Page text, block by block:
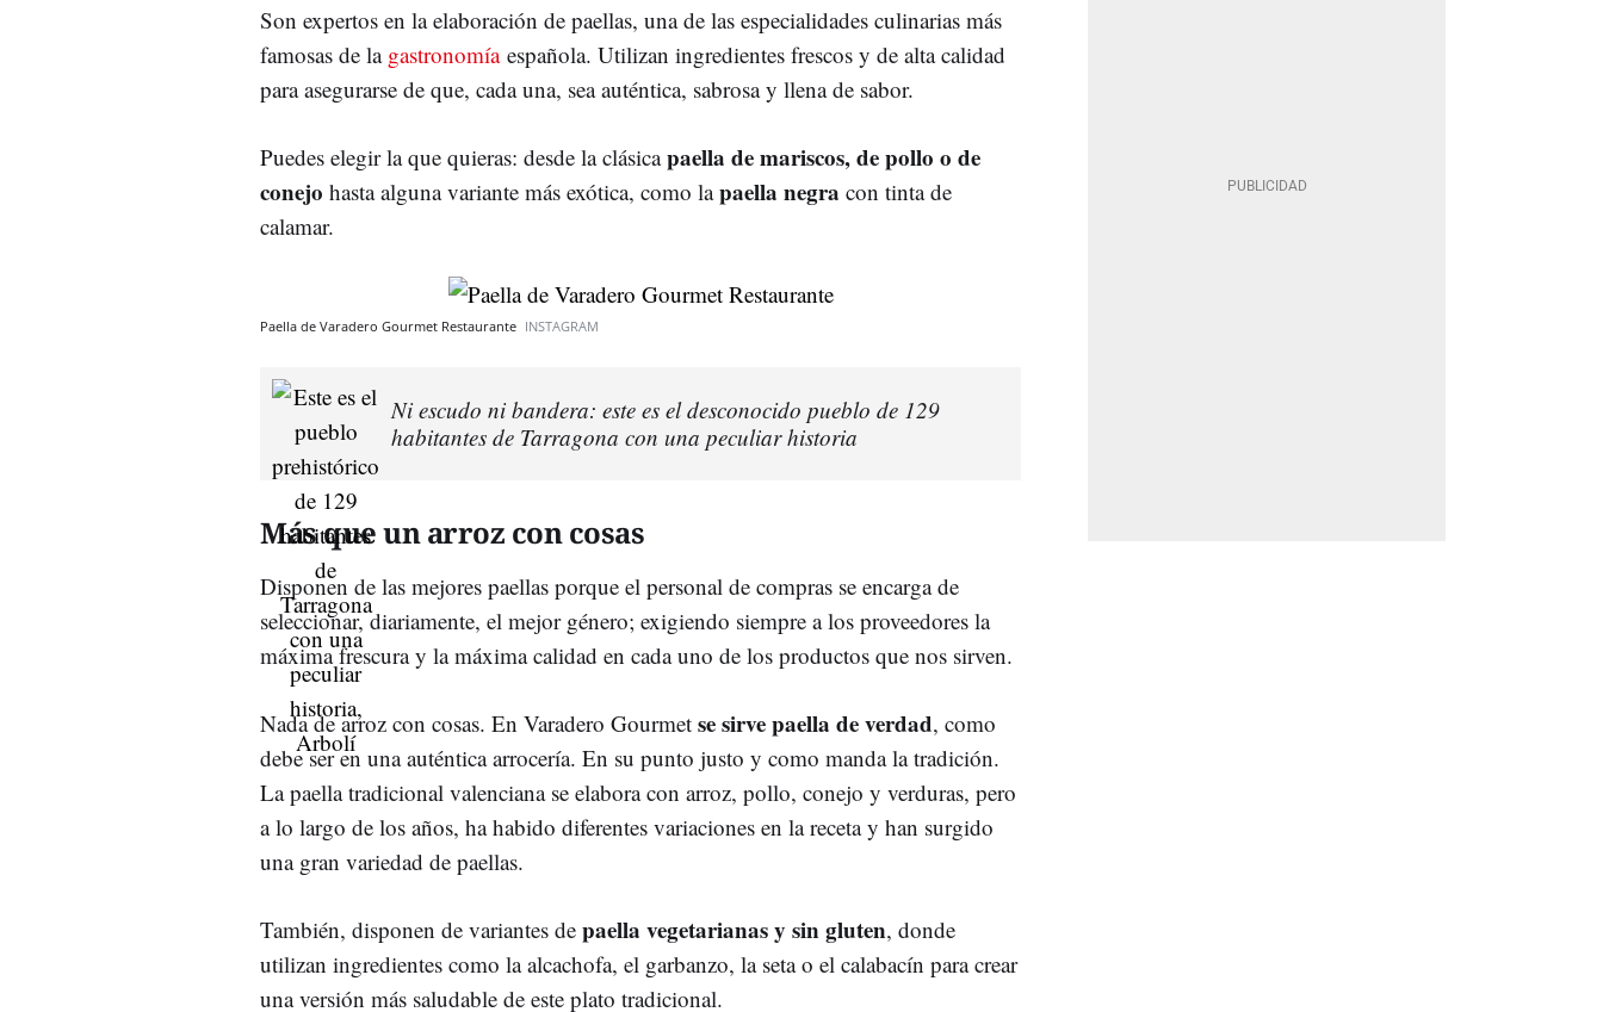
Son expertos en la elaboración de paellas, una de las especialidades culinarias más
famosas de la gastronomíaespañola. Utilizan ingredientes frescos y de alta calidad
para asegurarse de que, cada una, sea auténtica, sabrosa y llena de sabor.
Puedes elegir la que quieras: desde la clásicapaella de mariscos, de pollo o de
conejo hasta alguna variante más exótica, como lapaella negra con tinta de
calamar.
Paella de Varadero Gourmet Restaurante INSTAGRAM
Ni escudo ni bandera: este es el desconocido pueblo de 129
habitantes de Tarragona con una peculiar historia
Más que un arroz con cosas
Disponen de las mejores paellas porque el personal de compras se encarga de
seleccionar, diariamente, el mejor género; exigiendo siempre a los proveedores la
máxima frescura y la máxima calidad en cada uno de los productos que nos sirven.
Nada de arroz con cosas. En Varadero Gourmet se sirve paella de verdad, como
debe ser en una auténtica arrocería. En su punto justo y como manda la tradición.
La paella tradicional valenciana se elabora con arroz, pollo, conejo y verduras, pero
a lo largo de los años, ha habido diferentes variaciones en la receta y han surgido
una gran variedad de paellas.
También, disponen de variantes de paella vegetarianas y sin gluten, donde
utilizan ingredientes como la alcachofa, el garbanzo, la seta o el calabacín para crear
una versión más saludable de este plato tradicional.